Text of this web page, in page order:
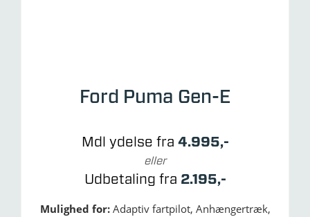
Ford Puma Gen-E
Mdl ydelse fra 4.995,-
eller
Udbetaling fra 2.195,-
Mulighed for: Adaptiv fartpilot, Anhængertræk,